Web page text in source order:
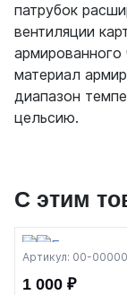
патрубок
вентиляции
армированного
материал
диапазон
цельсию.
С этим
Артикул: 00-
1 000 ₽